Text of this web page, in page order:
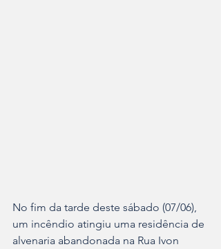
No fim da tarde deste sábado (07/06),
um incêndio atingiu uma residência de
alvenaria abandonada na Rua Ivon